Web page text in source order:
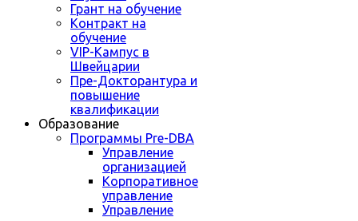
Грант на обучение
Контракт на
обучение
VIP-Кампус в
Швейцарии
Пре-Докторантура и
повышение
квалификации
Образование
Программы Pre-DBA
Управление
организацией
Корпоративное
управление
Управление